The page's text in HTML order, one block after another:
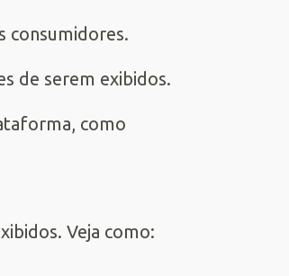
consumidores.
de serem exibidos.
como
Veja como: